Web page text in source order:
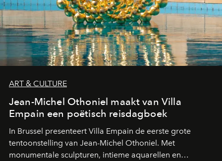
ART & CULTURE
Jean-Michel Othoniel maakt van Villa
Empain een poëtisch reisdagboek
In Brussel presenteert Villa Empain de eerste grote
tentoonstelling van Jean-Michel Othoniel. Met
monumentale sculpturen, intieme aquarellen en